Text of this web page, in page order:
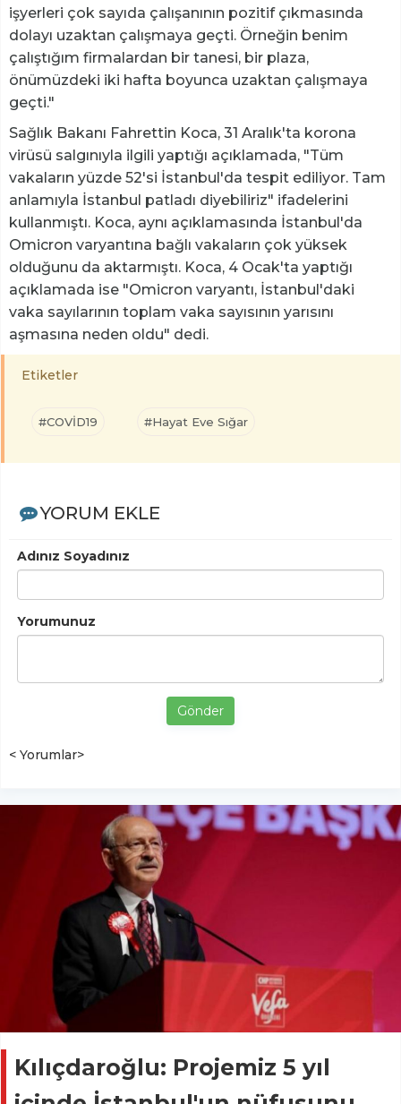
işyerleri çok sayıda çalışanının pozitif çıkmasında
dolayı uzaktan çalışmaya geçti. Örneğin benim
çalıştığım firmalardan bir tanesi, bir plaza,
önümüzdeki iki hafta boyunca uzaktan çalışmaya
geçti."
Sağlık Bakanı Fahrettin Koca, 31 Aralık'ta korona
virüsü salgınıyla ilgili yaptığı açıklamada, "Tüm
vakaların yüzde 52'si İstanbul'da tespit ediliyor. Tam
anlamıyla İstanbul patladı diyebiliriz" ifadelerini
kullanmıştı. Koca, aynı açıklamasında İstanbul'da
Omicron varyantına bağlı vakaların çok yüksek
olduğunu da aktarmıştı. Koca, 4 Ocak'ta yaptığı
açıklamada ise "Omicron varyantı, İstanbul'daki
vaka sayılarının toplam vaka sayısının yarısını
aşmasına neden oldu" dedi.
Etiketler
#COVİD19 #Hayat Eve Sığar
YORUM EKLE
Adınız Soyadınız
Yorumunuz
Gönder
< Yorumlar>
Kılıçdaroğlu: Projemiz 5 yıl